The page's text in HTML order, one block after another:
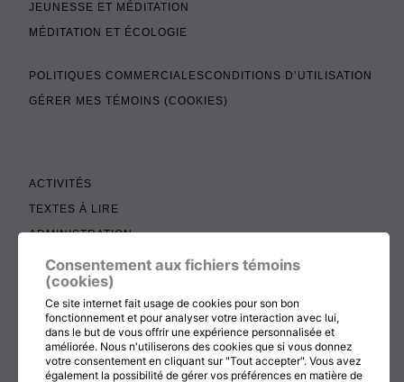
JEUNESSE ET MÉDITATION
MÉDITATION ET ÉCOLOGIE
POLITIQUES COMMERCIALESCONDITIONS D’UTILISATION
GÉRER MES TÉMOINS (COOKIES)
ACTIVITÉS
TEXTES À LIRE
ADMINISTRATION
BOUTIQUE
COTISATION, RENOUVELLEMENT ET ÉCHOS
DON
CONTACTEZ-NOUS
Consentement aux fichiers témoins
(cookies)
Ce site internet fait usage de cookies pour son bon
fonctionnement et pour analyser votre interaction avec lui,
dans le but de vous offrir une expérience personnalisée et
améliorée. Nous n'utiliserons des cookies que si vous donnez
votre consentement en cliquant sur "Tout accepter". Vous avez
également la possibilité de gérer vos préférences en matière de